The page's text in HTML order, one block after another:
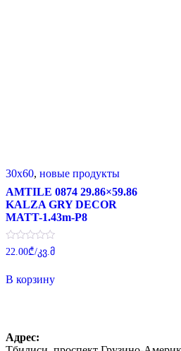
30x60, новые продукты
AMTILE 0874 29.86×59.86
KALZA GRY DECOR
MATT-1.43m-P8
Оценка
0
5
22.00₾/კვ.მ
В корзину
Адрес: